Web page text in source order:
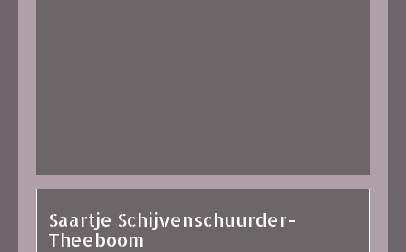
Saartje Schijvenschuurder-
Theeboom